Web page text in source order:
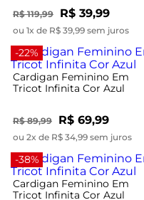
R$ 119,99 R$ 39,99
ou 1x de R$ 39,99 sem juros
-22%
Cardigan Feminino Em
Tricot Infinita Cor Azul
R$ 89,99 R$ 69,99
ou 2x de R$ 34,99 sem juros
-38%
Cardigan Feminino Em
Tricot Infinita Cor Azul